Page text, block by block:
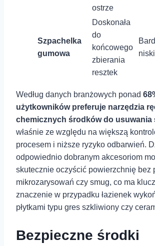
ostrze
Szpachelka
gumowa
Doskonała
do
końcowego
⁤zbierania⁤
resztek
Według danych branżowych ponad
użytkowników ⁣preferuje narzędzia​
chemicznych środków‌ do usuwania⁢
właśnie ze względu na większą
procesem⁢ i niższe​ ryzyko odbarwień.
‌odpowiednio dobranym akcesoriom
skutecznie oczyścić ‌powierzchnię bez
mikrozarysowań czy ​smug, ‍co ma
znaczenie w przypadku łazienek
płytkami typu gres⁢ szkliwiony czy
Bezpieczne środki